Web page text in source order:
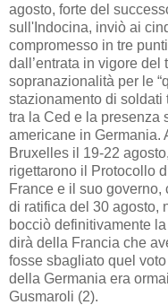
agosto, forte del
sull'Indocina, inviò ai
compromesso in tre
dall’entrata in vigore del
sopranazionalità per le
stazionamento di
tra la Ced e la presenza
americane in Germania.
Bruxelles il 19-22
rigettarono il Protocollo
France e il suo
di ratifica del 30 agosto,
bocciò definitivamente
dirà della Francia che
fosse sbagliato quel
della Germania era
Gusmaroli (2).